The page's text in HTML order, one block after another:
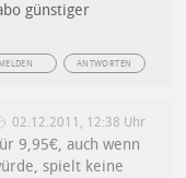
günstiger
ANTWORTEN
MELDEN
02.12.2011, 12:38 Uhr
9,95€, auch wenn
spielt keine